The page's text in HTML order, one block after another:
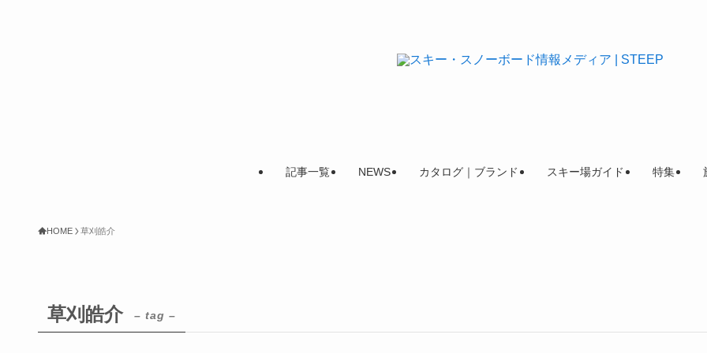
記事一覧 NEWS カタログ｜ブランド スキー場ガイド 特集
HOME 草刈皓介
草刈皓介 – tag –